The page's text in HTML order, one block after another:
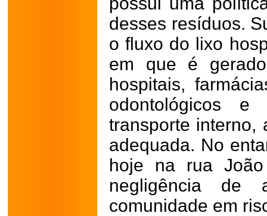
desses resíduos.
o fluxo do lixo
em que é
hospitais,
odontológicos e
transporte interno,
adequada. No
hoje na rua
negligência de
comunidade em